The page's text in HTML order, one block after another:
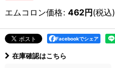
エムコロン価格: 462円(税込)
Facebookでシェア
在庫確認はこちら